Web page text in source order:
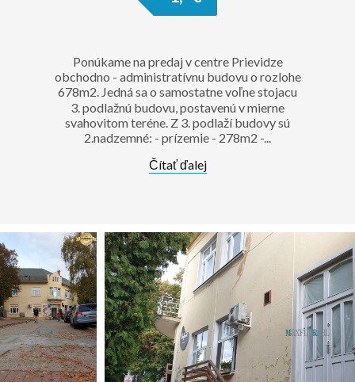
Ponúkame na predaj v centre Prievidze
obchodno - administratívnu budovu o rozlohe
678m2. Jedná sa o samostatne voľne stojacu
3. podlažnú budovu, postavenú v mierne
svahovitom teréne. Z 3. podlaží budovy sú
2.nadzemné: - prízemie - 278m2 -...
Čítať ďalej